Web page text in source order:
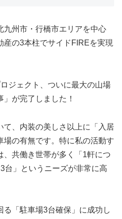
九州市・行橋市エリアを中心
産の3本柱でサイドFIREを実現
ジェクト、ついに最大の山場
が完了しました！
て、内装の美しさ以上に「入居
場の有無です。特に私の活動す
、共働き世帯が多く「1軒につ
台」というニーズが非常に高
「駐車場3台確保」に成功し